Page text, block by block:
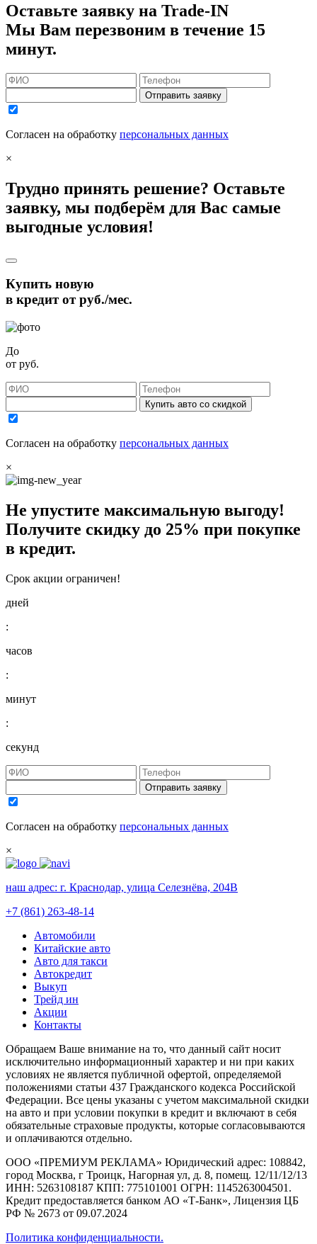
Оставьте заявку на Trade-IN
Мы Вам перезвоним в течение 15
минут.
Отправить заявку
Согласен на обработку персональных данных
×
Трудно принять решение? Оставьте
заявку, мы подберём для Вас самые
выгодные условия!
Купить новую
в кредит отруб./мес.
До
от руб.
Купить авто со скидкой
Согласен на обработку персональных данных
×
Не упустите максимальную выгоду!
Получите скидку до 25% при покупке
в кредит.
Срок акции ограничен!
дней
:
часов
:
минут
:
секунд
Отправить заявку
Согласен на обработку персональных данных
×
наш адрес: г. Краснодар, улица Селезнёва, 204В
+7 (861) 263-48-14
Автомобили
Китайские авто
Авто для такси
Автокредит
Выкуп
Трейд ин
Акции
Контакты
Обращаем Ваше внимание на то, что данный сайт носит
исключительно информационный характер и ни при каких
условиях не является публичной офертой, определяемой
положениями статьи 437 Гражданского кодекса Российской
Федерации. Все цены указаны с учетом максимальной скидки
на авто и при условии покупки в кредит и включают в себя
обязательные страховые продукты, которые согласовываются
и оплачиваются отдельно.
ООО «ПРЕМИУМ РЕКЛАМА» Юридический адрес: 108842,
город Москва, г Троицк, Нагорная ул, д. 8, помещ. 12/11/12/13
ИНН: 5263108187 КПП: 775101001 ОГРН: 1145263004501.
Кредит предоставляется банком АО «Т-Банк», Лицензия ЦБ
РФ № 2673 от 09.07.2024
Политика конфиденциальности.